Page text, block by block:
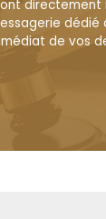
directement
dédié
de vos